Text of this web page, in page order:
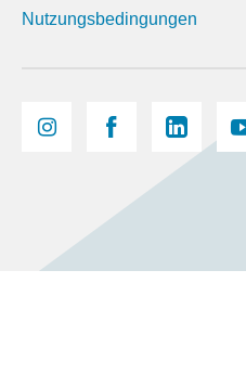
Nutzungsbedingungen